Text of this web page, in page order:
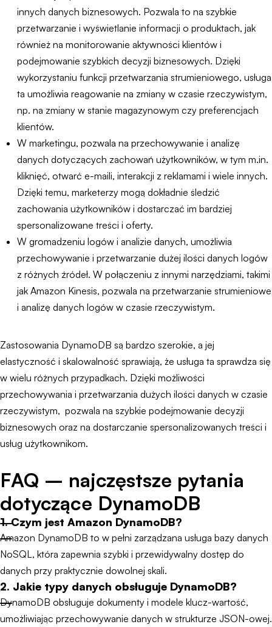
innych danych biznesowych. Pozwala to na szybkie
przetwarzanie i wyświetlanie informacji o produktach, jak
również na monitorowanie aktywności klientów i
podejmowanie szybkich decyzji biznesowych. Dzięki
wykorzystaniu funkcji przetwarzania strumieniowego, usługa
ta umożliwia reagowanie na zmiany w czasie rzeczywistym,
np. na zmiany w stanie magazynowym czy preferencjach
klientów.
W marketingu, pozwala na przechowywanie i analizę
danych dotyczących zachowań użytkowników, w tym m.in.
kliknięć, otwarć e-maili, interakcji z reklamami i wiele innych.
Dzięki temu, marketerzy mogą dokładnie śledzić
zachowania użytkowników i dostarczać im bardziej
spersonalizowane treści i oferty.
W gromadzeniu logów i analizie danych, umożliwia
przechowywanie i przetwarzanie dużej ilości danych logów
z różnych źródeł. W połączeniu z innymi narzędziami, takimi
jak Amazon Kinesis, pozwala na przetwarzanie strumieniowe
i analizę danych logów w czasie rzeczywistym.
Zastosowania DynamoDB są bardzo szerokie, a jej
elastyczność i skalowalność sprawiają, że usługa ta sprawdza się
w wielu różnych przypadkach. Dzięki możliwości
przechowywania i przetwarzania dużych ilości danych w czasie
rzeczywistym, pozwala na szybkie podejmowanie decyzji
biznesowych oraz na dostarczanie spersonalizowanych treści i
usług użytkownikom.
FAQ – najczęstsze pytania
dotyczące DynamoDB
1. Czym jest Amazon DynamoDB?
Amazon DynamoDB to w pełni zarządzana usługa bazy danych
NoSQL, która zapewnia szybki i przewidywalny dostęp do
danych przy praktycznie dowolnej skali.
2. Jakie typy danych obsługuje DynamoDB?
DynamoDB obsługuje dokumenty i modele klucz-wartość,
umożliwiając przechowywanie danych w strukturze JSON-owej.